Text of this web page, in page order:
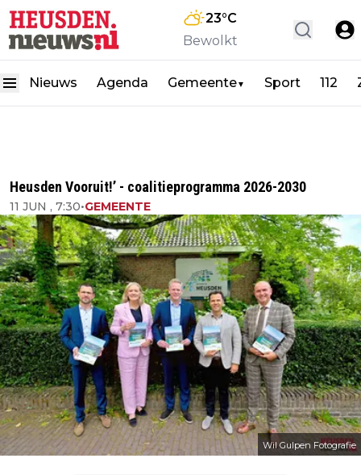
23°C
Bewolkt
Nieuws Agenda Gemeente▼ Sport 112
Heusden Vooruit!’ - coalitieprogramma 2026-2030
11 JUN , 7:30•GEMEENTE
Wil Gulpen Fotografie